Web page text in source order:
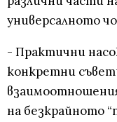
универсалното
- Практични
конкретни
на безкрайното